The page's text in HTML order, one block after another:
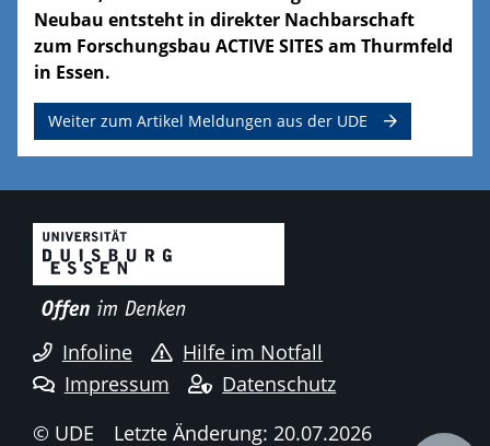
Neubau entsteht in direkter Nachbarschaft
zum Forschungsbau ACTIVE SITES am Thurmfeld
in Essen.
Weiter zum Artikel Meldungen aus der UDE
Infoline
Hilfe im Notfall
Impressum
Datenschutz
© UDE
Letzte Änderung: 20.07.2026